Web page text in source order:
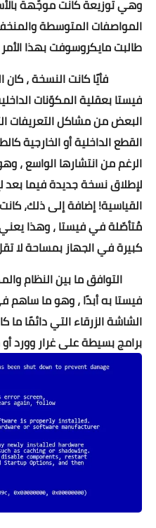
وهي توزيعة كانت موجّهة
المواصفات المتوسطة
طالبت مايكروسوفت بهذا
فأيًا كانت النسخة ، كان
فيستا بعقلية المكوّنات
البعض من مشاكل التعريفات
القطع الداخلية أو الخارجية
الرغم من انتشارها الواسع
لإطلاق نسخة جديدة فيما بعد
مُتأصّلة في فيستا ، وهذا
كبيرة في الجهاز بمساحة لا تقل عن 4
التوافق ما بين النظام
فيستا به أبدًا ، وهو ما
الشاشة الزرقاء التي دائمًا
برامج بسيطة على غرار وورد